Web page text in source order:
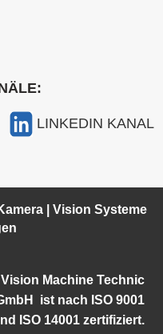
LINKEDIN KANAL
|Vision Systeme
Vision Machine Technic
istnach ISO 9001
ISO 14001 zertifiziert.